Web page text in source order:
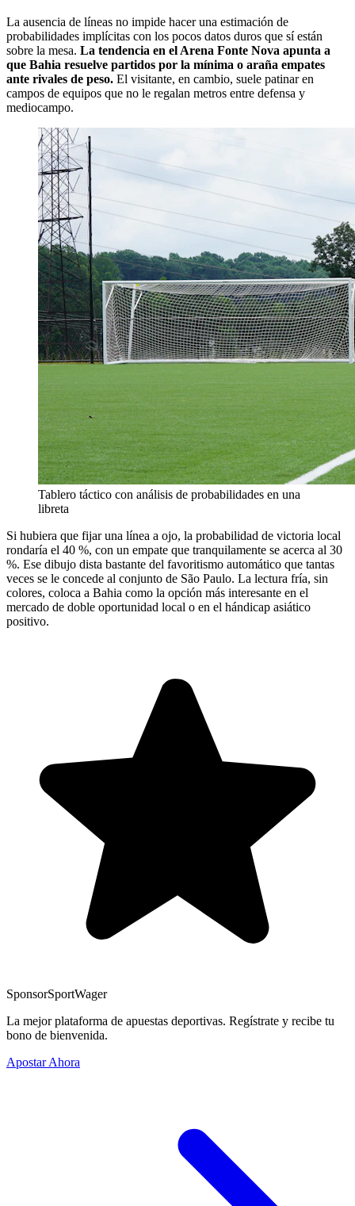
La ausencia de líneas no impide hacer una estimación de
probabilidades implícitas con los pocos datos duros que sí están
sobre la mesa. La tendencia en el Arena Fonte Nova apunta a
que Bahia resuelve partidos por la mínima o araña empates
ante rivales de peso. El visitante, en cambio, suele patinar en
campos de equipos que no le regalan metros entre defensa y
mediocampo.
Tablero táctico con análisis de probabilidades en una
libreta
Si hubiera que fijar una línea a ojo, la probabilidad de victoria local
rondaría el 40 %, con un empate que tranquilamente se acerca al 30
%. Ese dibujo dista bastante del favoritismo automático que tantas
veces se le concede al conjunto de São Paulo. La lectura fría, sin
colores, coloca a Bahia como la opción más interesante en el
mercado de doble oportunidad local o en el hándicap asiático
positivo.
SponsorSportWager
La mejor plataforma de apuestas deportivas. Regístrate y recibe tu
bono de bienvenida.
Apostar Ahora